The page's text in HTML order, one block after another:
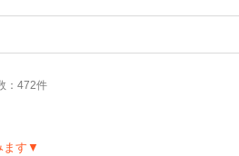
：472件
ます▼